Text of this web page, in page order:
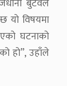
बुटवल
यो विषयमा
घटनाको
हो”, उहाँले